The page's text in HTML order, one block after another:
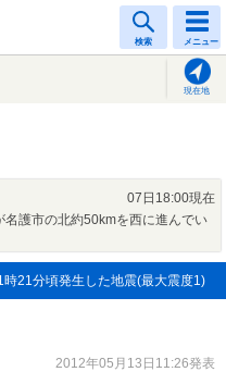
検索 メニュー
現在地
07日18:00現在
護市の北約50kmを西に進んでい
時21分頃発生した地震(最大震度1)
2012年05月13日11:26発表